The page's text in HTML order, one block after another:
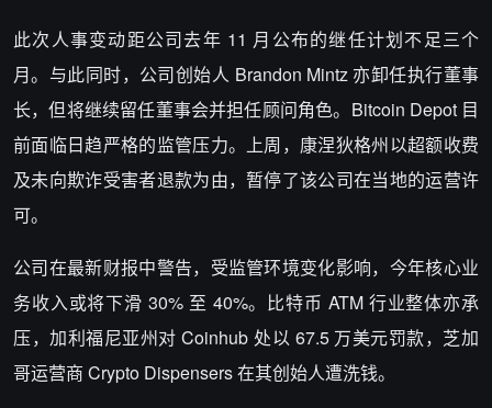
此次人事变动距公司去年 11 月公布的继任计划不足三个
月。与此同时，公司创始人 Brandon Mintz 亦卸任执行董事
长，但将继续留任董事会并担任顾问角色。Bitcoin Depot 目
前面临日趋严格的监管压力。上周，康涅狄格州以超额收费
及未向欺诈受害者退款为由，暂停了该公司在当地的运营许
可。
公司在最新财报中警告，受监管环境变化影响，今年核心业
务收入或将下滑 30% 至 40%。比特币 ATM 行业整体亦承
压，加利福尼亚州对 Coinhub 处以 67.5 万美元罚款，芝加
哥运营商 Crypto Dispensers 在其创始人遭洗钱。